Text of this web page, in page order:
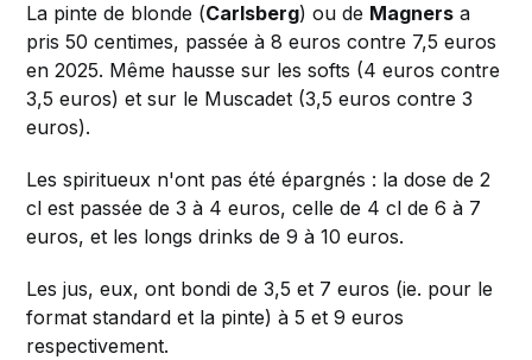
La pinte de blonde (Carlsberg) ou de Magners a
pris 50 centimes, passée à 8 euros contre 7,5 euros
en 2025. Même hausse sur les softs (4 euros contre
3,5 euros) et sur le Muscadet (3,5 euros contre 3
euros).
Les spiritueux n'ont pas été épargnés : la dose de 2
cl est passée de 3 à 4 euros, celle de 4 cl de 6 à 7
euros, et les longs drinks de 9 à 10 euros.
Les jus, eux, ont bondi de 3,5 et 7 euros (ie. pour le
format standard et la pinte) à 5 et 9 euros
respectivement.